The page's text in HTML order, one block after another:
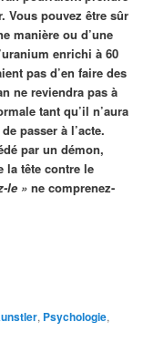
Vous pouvez être sûr
manière ou d’une
enrichi à 60
pas d’en faire des
ne reviendra pas à
tant qu’il n’aura
passer à l’acte.
par un démon,
la tête contre le
le » ne comprenez-
, Psychologie,